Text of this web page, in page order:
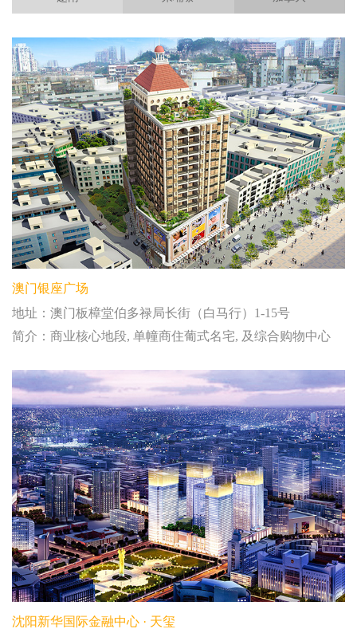
澳门银座广场
地址：澳门板樟堂伯多禄局长街（白马行）1-15号
简介：商业核心地段, 单幢商住葡式名宅, 及综合购物中心
沈阳新华国际金融中心 · 天玺